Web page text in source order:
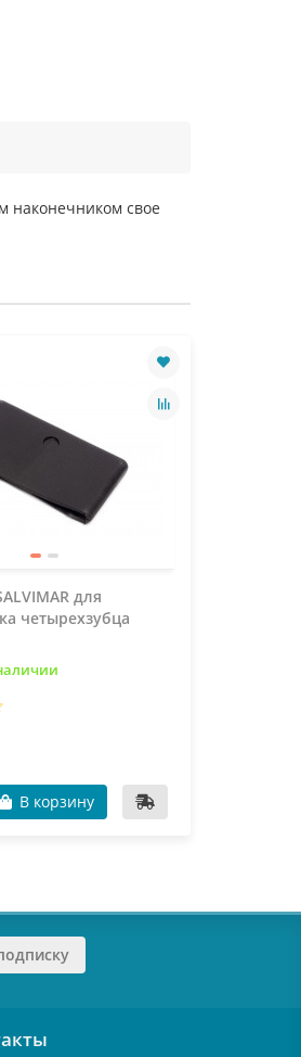
наконечником свое
для
четырехзубца
В корзину